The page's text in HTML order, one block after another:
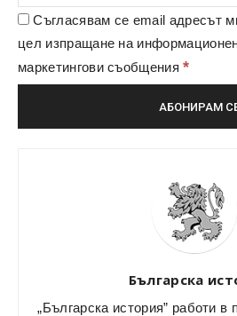
Съгласявам се email адресът
цел изпращане на
маркетингови съобщения*
Българска
„Българска история” работи в